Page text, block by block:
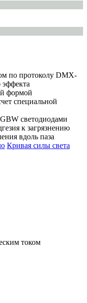
по протоколу DMX-
эффекта
формой
специальной
светодиодами
к загрязнению
вдоль паза
Кривая силы света
током